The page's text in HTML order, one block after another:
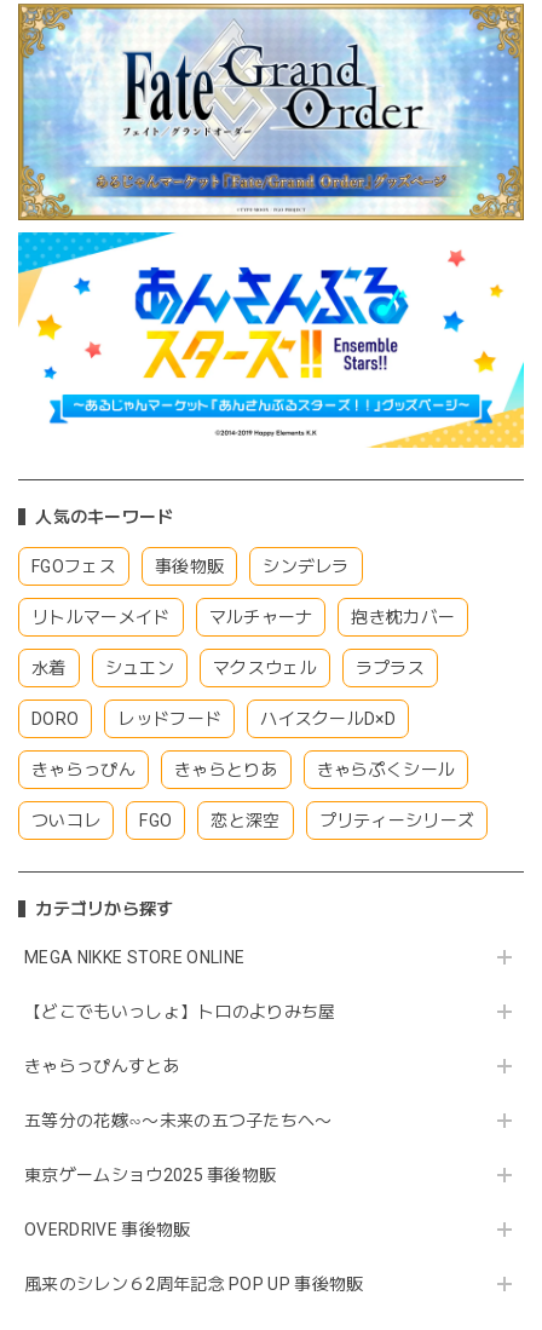
人気のキーワード
FGOフェス 事後物販 シンデレラ
リトルマーメイド マルチャーナ 抱き枕カバー
水着 シュエン マクスウェル ラプラス
DORO レッドフード ハイスクールD×D
きゃらっぴん きゃらとりあ きゃらぷくシール
ついコレ FGO 恋と深空 プリティーシリーズ
カテゴリから探す
MEGA NIKKE STORE ONLINE
【どこでもいっしょ】トロのよりみち屋
きゃらっぴんすとあ
五等分の花嫁∽〜未来の五つ子たちへ〜
東京ゲームショウ2025 事後物販
OVERDRIVE 事後物販
風来のシレン６2周年記念 POP UP 事後物販